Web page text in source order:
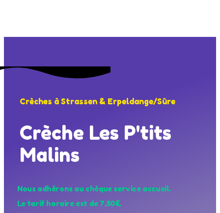
Crèches à Strassen & Erpeldange/Sûre
Crèche Les P'tits
Malins
Nous adhérons au chèque service accueil.
Le tarif horaire est de 7,50€.